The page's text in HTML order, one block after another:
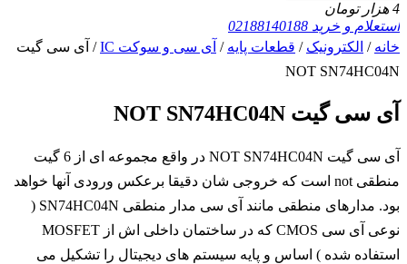
4 هزار تومان
استعلام و خرید 02188140188
خانه / الکترونیک / قطعات پایه / آی سی و سوکت IC
/ آی سی گیت
NOT SN74HC04N
آی سی گیت NOT SN74HC04N
آی سی گیت NOT SN74HC04N در واقع مجموعه ای از 6 گیت
منطقی not است که خروجی شان دقیقا برعکس ورودی آنها خواهد
بود. مدارهای منطقی مانند آی سی مدار منطقی SN74HC04N (
نوعی آی سی CMOS که در ساختمان داخلی اش از MOSFET
استفاده شده ) اساس و پایه سیستم های دیجیتال را تشکیل می